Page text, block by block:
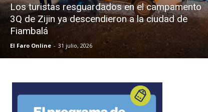
Los turistas resguardados en el campamento
3Q de Zijin ya descendieron a la ciudad de
Fiambalá
El Faro Online - 31 julio, 2026